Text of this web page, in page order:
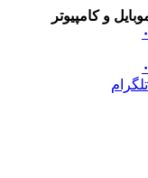
و کامپیوتر
تلگرام